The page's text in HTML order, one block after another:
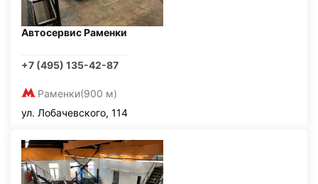
Автосервис Раменки
+7 (495) 135-42-87
Раменки(900 м)
ул. Лобачевского, 114